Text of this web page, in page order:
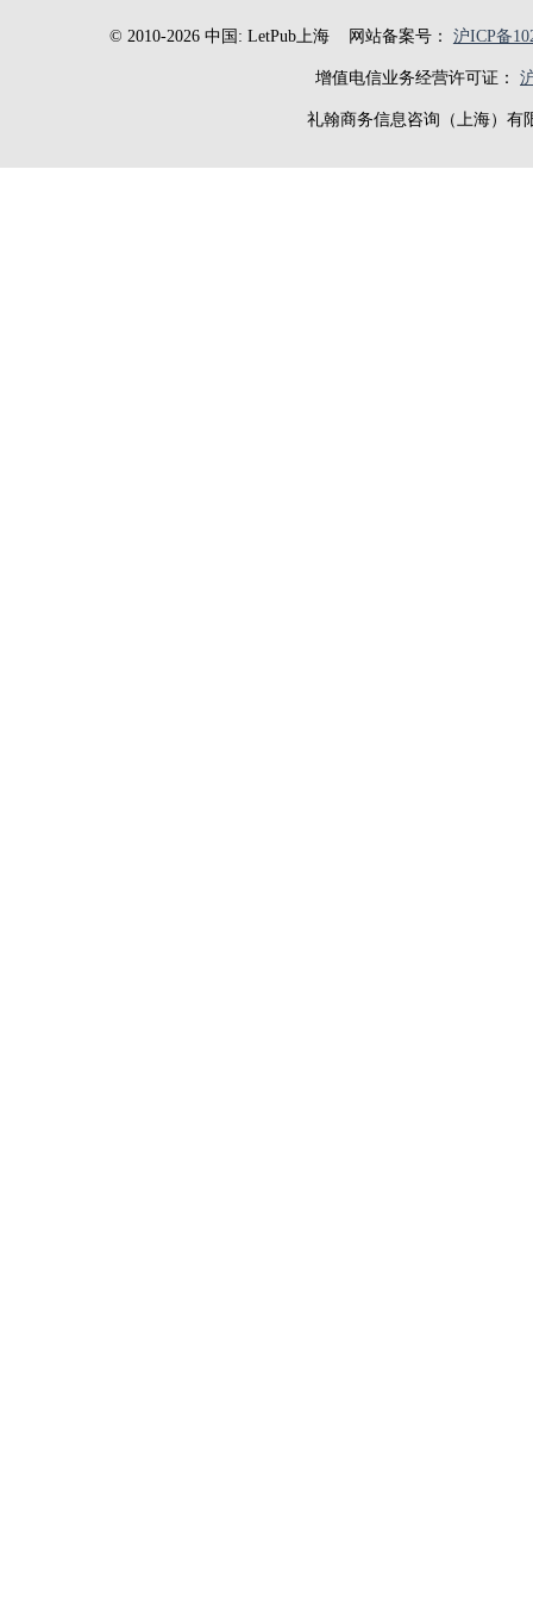
© 2010-2026 中国: LetPub上海网站备案号： 沪ICP备
增值电信业务经营许可证：
礼翰商务信息咨询（上海）